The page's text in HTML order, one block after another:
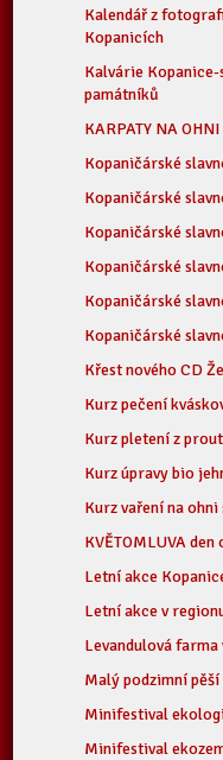
Kalendář z
Kopanicích
Kalvárie
památníků
KARPATY NA OHNI
Kopaničárské
Kopaničárské
Kopaničárské
Kopaničárské
Kopaničárské
Kopaničárské
Křest nového CD
Kurz pečení
Kurz pletení z
Kurz úpravy bio
Kurz vaření na
KVĚTOMLUVA
Letní akce
Letní akce v
Levandulová
Malý podzimní
Minifestival
Minifestival